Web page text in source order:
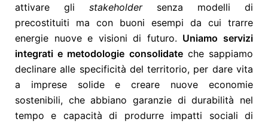
attivare gli stakeholdersenza modelli di
precostituiti ma con buoni esempi da cui trarre
energie nuove e visioni di futuro. Uniamo servizi
integrati e metodologie consolidateche sappiamo
declinare alle specificità del territorio, per dare vita
a imprese solide e creare nuove economie
sostenibili, che abbiano garanzie di durabilità nel
tempo e capacità di produrre impatti sociali di